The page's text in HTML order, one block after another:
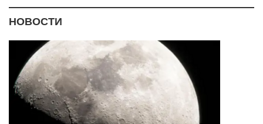
НОВОСТИ